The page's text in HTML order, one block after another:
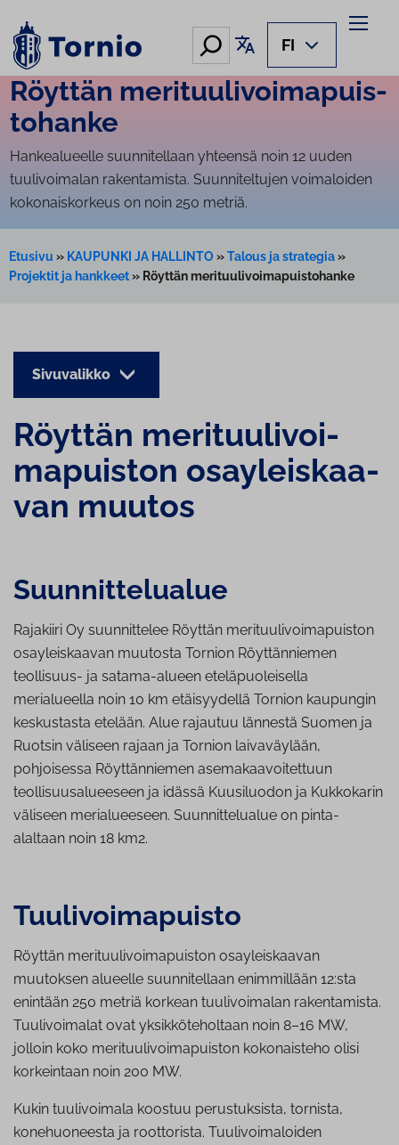
sisältöön
Hae Käännä sivu
FI
Röyttän me­ri­tuu­li­voi­ma­puis­
to­han­ke
Hankealueelle suunnitellaan yhteensä noin 12 uuden
tuulivoimalan rakentamista. Suunniteltujen voimaloiden
kokonaiskorkeus on noin 250 metriä.
Etusivu » KAUPUNKI JA HALLINTO »Talous ja strategia»
Projektit ja hankkeet» Röyttän merituulivoimapuistohanke
Sivuvalikko
Röyttän me­ri­tuu­li­voi­
ma­puis­ton osay­leis­kaa­
van muutos
Suun­nit­te­lua­lue
Rajakiiri Oy suunnittelee Röyttän merituulivoimapuiston
osayleiskaavan muutosta Tornion Röyttänniemen
teollisuus- ja satama-alueen eteläpuoleisella
merialueella noin 10 km etäisyydellä Tornion kaupungin
keskustasta etelään. Alue rajautuu lännestä Suomen ja
Ruotsin väliseen rajaan ja Tornion laivaväylään,
pohjoisessa Röyttänniemen asemakaavoitettuun
teollisuusalueeseen ja idässä Kuusiluodon ja Kukkokarin
väliseen merialueeseen. Suunnittelualue on pinta-
alaltaan noin 18 km2.
Tuu­li­voi­ma­puis­to
Röyttän merituulivoimapuiston osayleiskaavan
muutoksen alueelle suunnitellaan enimmillään 12:sta
enintään 250 metriä korkean tuulivoimalan rakentamista.
Tuulivoimalat ovat yksikköteholtaan noin 8–16 MW,
jolloin koko merituulivoimapuiston kokonaisteho olisi
korkeintaan noin 200 MW.
Kukin tuulivoimala koostuu perustuksista, tornista,
konehuoneesta ja roottorista. Tuulivoimaloiden